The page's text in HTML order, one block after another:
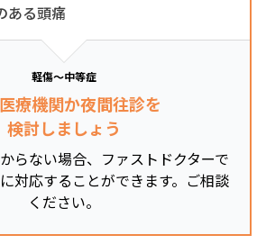
ある頭痛
軽傷～中等症
療機関か夜間往診を
検討しましょう
らない場合、ファストドクターで
対応することができます。ご相談
ください。